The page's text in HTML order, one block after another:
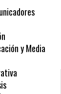
y Media